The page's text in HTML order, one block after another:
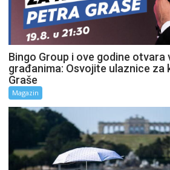
Bingo Group i ove godine otvara
građanima: Osvojite ulaznice za
Graše
Magazin